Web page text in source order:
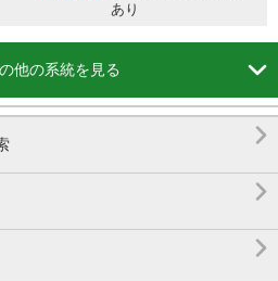
あり
他の系統を見る 


